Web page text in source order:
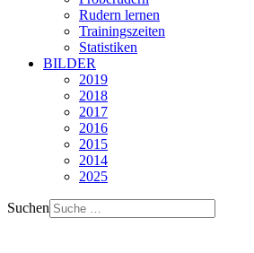
Rudern lernen
Trainingszeiten
Statistiken
BILDER
2019
2018
2017
2016
2015
2014
2025
Suchen